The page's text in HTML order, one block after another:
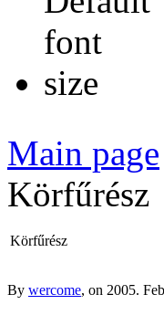
Main page
Körfűrész
Körfűrész
By wercome, on 2005.